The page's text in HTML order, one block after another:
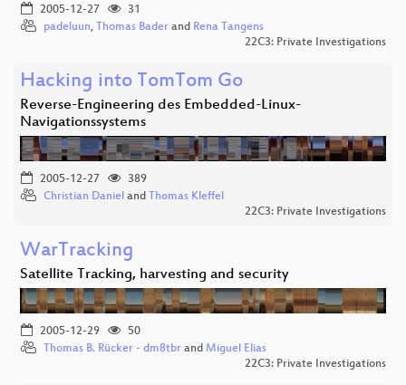
2005-12-27
31
padeluun, Thomas Bader and Rena Tangens
22C3: Private Investigations
Hacking into TomTom Go
Reverse-Engineering des Embedded-Linux-
Navigationssystems
2005-12-27
389
Christian Daniel and Thomas Kleffel
22C3: Private Investigations
WarTracking
Satellite Tracking, harvesting and security
2005-12-29
50
Thomas B. Rücker - dm8tbr and Miguel Elias
22C3: Private Investigations